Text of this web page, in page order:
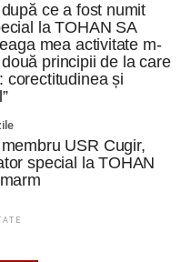
ce a fost numit
la TOHAN SA
mea activitate m-
principii de la care
corectitudinea și
USR Cugir,
special la TOHAN